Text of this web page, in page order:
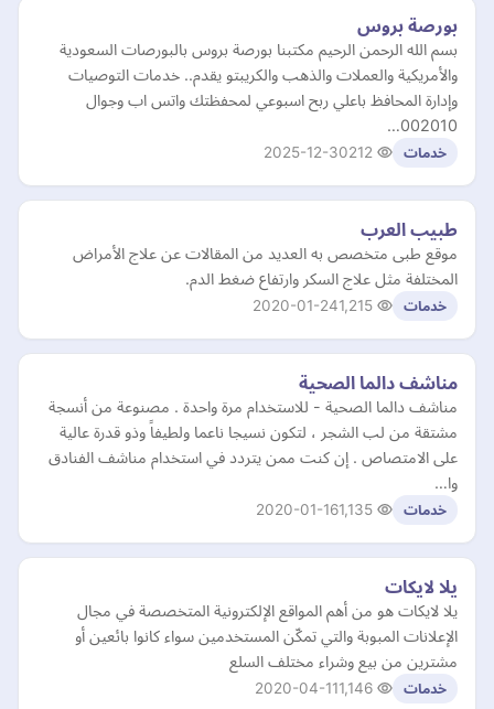
بورصة بروس
بسم الله الرحمن الرحيم مكتبنا بورصة بروس بالبورصات السعودية
والأمريكية والعملات والذهب والكريبتو يقدم.. خدمات التوصيات
وإدارة المحافظ باعلي ربح اسبوعي لمحفظتك واتس اب وجوال
002010…
خدمات 2025-12-30
طبيب العرب
موقع طبى متخصص به العديد من المقالات عن علاج الأمراض
المختلفة مثل علاج السكر وارتفاع ضغط الدم.
خدمات 2020-01-24
مناشف دالما الصحية
مناشف دالما الصحية - للاستخدام مرة واحدة . مصنوعة من أنسجة
مشتقة من لب الشجر ، لتكون نسيجا ناعما ولطيفاً وذو قدرة عالية
على الامتصاص . إن كنت ممن يتردد في استخدام مناشف الفنادق
وا…
خدمات 2020-01-16
يلا لايكات
يلا لايكات هو من أهم المواقع الإلكترونية المتخصصة في مجال
الإعلانات المبوبة والتي تمكّن المستخدمين سواء كانوا بائعين أو
مشترين من بيع وشراء مختلف السلع
خدمات 2020-04-11